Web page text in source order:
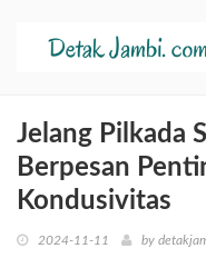
Jelang Pilkada
Berpesan
Kondusivitas
2024-11-11 by